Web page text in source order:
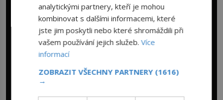
analytickými partnery, kteří je mohou
kombinovat s dalšími informacemi, které
jste jim poskytli nebo které shromáždili při
vašem používání jejich služeb.Více
informací
ZOBRAZIT VŠECHNY PARTNERY (1616)
→